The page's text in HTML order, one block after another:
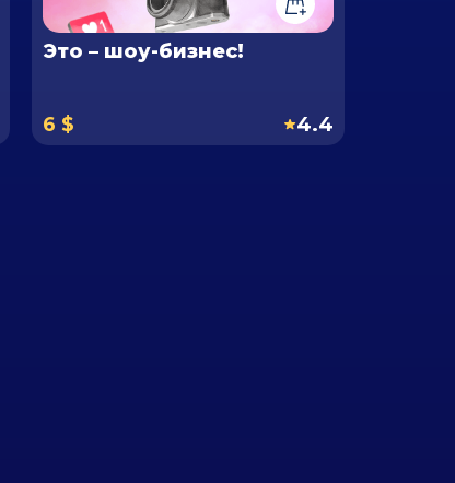
Это – шоу-бизнес!
6 $ 4.4